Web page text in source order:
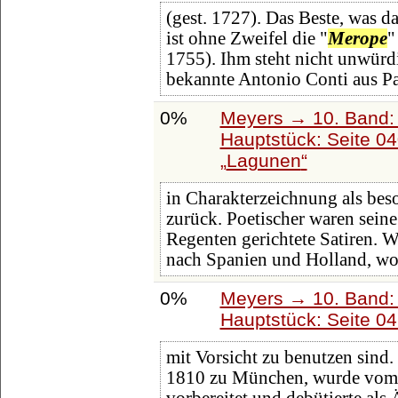
(gest. 1727). Das Beste, was
ist ohne Zweifel die "Merope"
1755). Ihm steht nicht
bekannte Antonio Conti aus
0%
Meyers → 10.
Hauptstück: Seite
Lagunen
in Charakterzeichnung als
zurück. Poetischer waren
Regenten gerichtete Satiren.
nach Spanien und Holland,
0%
Meyers → 10.
Hauptstück: Seite
mit Vorsicht zu benutzen
1810 zu München, wurde